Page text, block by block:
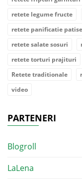
retete legume fructe
retete panificatie
retete salate sosuri
retete torturi prajituri
Retete traditionale
video
PARTENERI
Blogroll
LaLena